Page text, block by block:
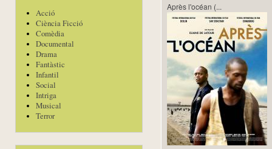
Acció
Ciència Ficció
Comèdia
Documental
Drama
Fantàstic
Infantil
Social
Intriga
Musical
Terror
Après l'océan (...